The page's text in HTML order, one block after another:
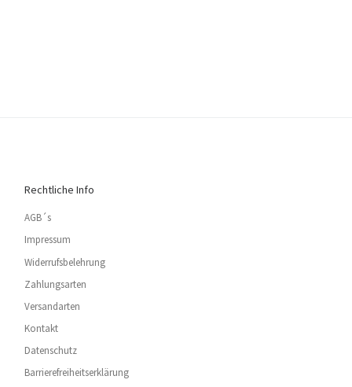
Rechtliche Info
AGB´s
Impressum
Widerrufsbelehrung
Zahlungsarten
Versandarten
Kontakt
Datenschutz
Barrierefreiheitserklärung